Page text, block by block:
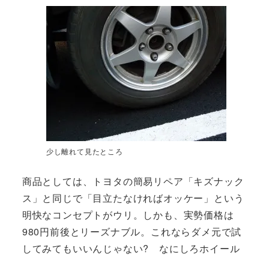
少し離れて見たところ
商品としては、トヨタの簡易リペア「キズナック
ス」と同じで「目立たなければオッケー」という
明快なコンセプトがウリ。しかも、実勢価格は
980円前後とリーズナブル。これならダメ元で試
してみてもいいんじゃない? なにしろホイール